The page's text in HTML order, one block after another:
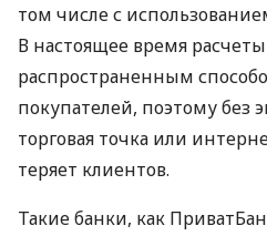
том числе с
В настоящее время
распространенным
покупателей, поэтому без
торговая точка или
теряет клиентов.
Такие банки, как